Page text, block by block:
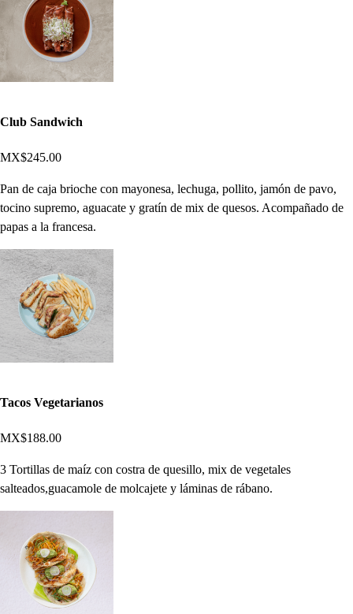
Club Sandwich
MX$245.00
Pan de caja brioche con mayonesa, lechuga, pollito, jamón de pavo,
tocino supremo, aguacate y gratín de mix de quesos. Acompañado de
papas a la francesa.
Tacos Vegetarianos
MX$188.00
3 Tortillas de maíz con costra de quesillo, mix de vegetales
salteados,guacamole de molcajete y láminas de rábano.